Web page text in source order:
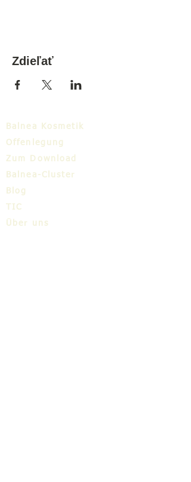
Zdieľať
Balnea Kosmetik
Offenlegung
Zum Download
Balnea-Cluster
Blog
TIC
Über uns